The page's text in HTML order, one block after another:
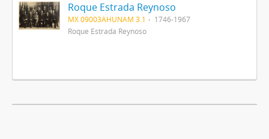
Roque Estrada Reynoso
MX 09003AHUNAM 3.1
1746-1967
Roque Estrada Reynoso